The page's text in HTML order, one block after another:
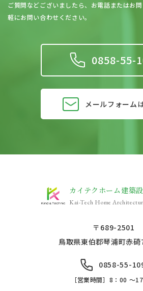
ご質問などございましたら、 お電話またはお
軽にお問い合わせください。
0858-55-
メールフォーム
カイテクホーム建築
Kai-Tech Home
〒689-2501
鳥取県東伯郡琴浦町赤碕
0858-55-
［営業時間］8：00 ～